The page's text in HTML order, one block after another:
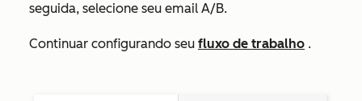
seguida, selecione seu email A/B.
Continuar configurando seu fluxo de trabalho .